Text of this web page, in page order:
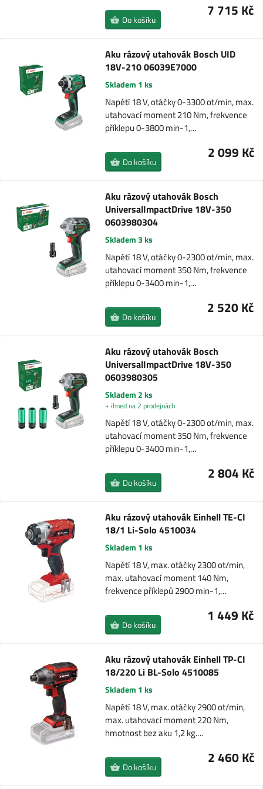
7 715 Kč
Do košíku
Aku rázový utahovák Bosch UID
18V-210 06039E7000
Skladem 1 ks
Napětí 18 V, otáčky 0-3300 ot/min, max.
utahovací moment 210 Nm, frekvence
příklepu 0-3800 min-1,…
2 099 Kč
Do košíku
Aku rázový utahovák Bosch
UniversalImpactDrive 18V-350
0603980304
Skladem 3 ks
Napětí 18 V, otáčky 0-2300 ot/min, max.
utahovací moment 350 Nm, frekvence
příklepu 0-3400 min-1,…
2 520 Kč
Do košíku
Aku rázový utahovák Bosch
UniversalImpactDrive 18V-350
0603980305
Skladem 2 ks
+ ihned na 2 prodejnách
Napětí 18 V, otáčky 0-2300 ot/min, max.
utahovací moment 350 Nm, frekvence
příklepu 0-3400 min-1,…
2 804 Kč
Do košíku
Aku rázový utahovák Einhell TE-CI
18/1 Li-Solo 4510034
Skladem 1 ks
Napětí 18 V, max. otáčky 2300 ot/min,
max. utahovací moment 140 Nm,
frekvence příklepů 2900 min-1,…
1 449 Kč
Do košíku
Aku rázový utahovák Einhell TP-CI
18/220 Li BL-Solo 4510085
Skladem 1 ks
Napětí 18 V, max. otáčky 2900 ot/min,
max. utahovací moment 220 Nm,
hmotnost bez aku 1,2 kg.…
2 460 Kč
Do košíku